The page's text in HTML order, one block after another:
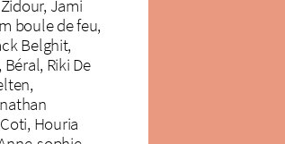
Jami
boule de feu,
Belghit,
Riki De
Houria